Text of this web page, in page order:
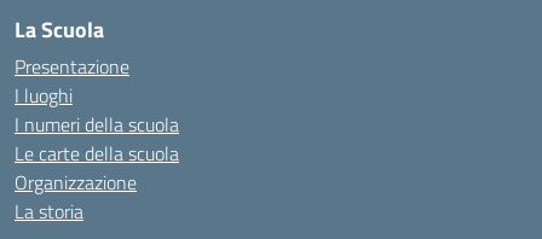
La Scuola
Presentazione
I luoghi
I numeri della scuola
Le carte della scuola
Organizzazione
La storia